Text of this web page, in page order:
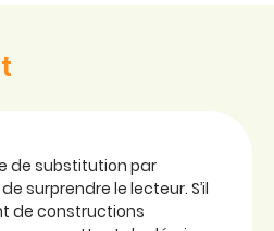
de substitution par
surprendre le lecteur. S’il
de constructions